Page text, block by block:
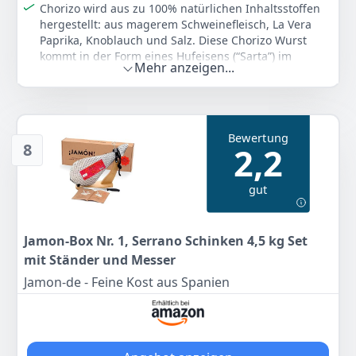
Chorizo wird aus zu 100% natürlichen Inhaltsstoffen
hergestellt: aus magerem Schweinefleisch, La Vera
Paprika, Knoblauch und Salz. Diese Chorizo Wurst
kommt in der Form eines Hufeisens (“Sarta”) im
natürlichen Schweinedarm.
Bei der Salchichón Serrano Dauerwurst Extra im
magerem Schweinefleisch, welches mit Salz und
Pfeffer gewürzt wird.
Der gereifte Serrano Schinken ist ein Produkt, das aus
den besten ausgewählten Stücken des Schweines
hergestellt wird, um ein absolut natürliches Produkt
Geschmack zu erhalten.
Der Serrano Schinken besitzt eine charakteristische
mageren Bereich reicht, mit einer glänzenden
Fettschwarte. Er hat eine homogene Textur und weist
Der Schinken hat einen zarten, gering salzigen und
Mehr anzeigen...
8
Bewertung
2,2
gut
Jamon-Box Nr. 1, Serrano Schinken 4,5 kg Set
mit Ständer und Messer
Jamon-de - Feine Kost aus Spanien